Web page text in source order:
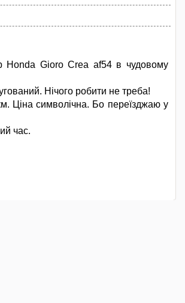
Honda Gioro Crea af54 в чудовому
Нічого робити не треба!
Ціна символічна. Бо переїзджаю у
час.